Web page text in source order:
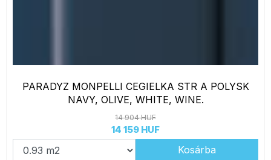
PARADYZ MONPELLI CEGIELKA STR A POLYSK
NAVY, OLIVE, WHITE, WINE.
14 904 HUF
14 159 HUF
Kosárba